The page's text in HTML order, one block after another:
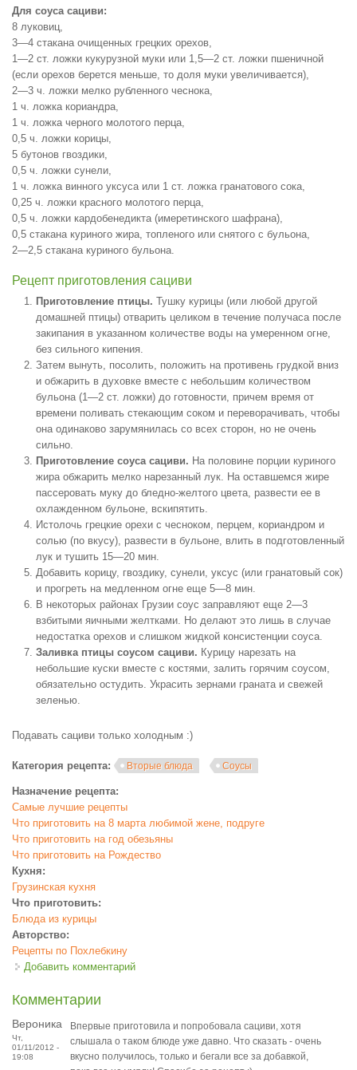
Для соуса сациви:
8 луковиц,
3—4 стакана очищенных грецких орехов,
1—2 ст. ложки кукурузной муки или 1,5—2 ст. ложки пшеничной
(если орехов берется меньше, то доля муки увеличивается),
2—3 ч. ложки мелко рубленного чеснока,
1 ч. ложка кориандра,
1 ч. ложка черного молотого перца,
0,5 ч. ложки корицы,
5 бутонов гвоздики,
0,5 ч. ложки сунели,
1 ч. ложка винного уксуса или 1 ст. ложка гранатового сока,
0,25 ч. ложки красного молотого перца,
0,5 ч. ложки кардобенедикта (имеретинского шафрана),
0,5 стакана куриного жира, топленого или снятого с бульона,
2—2,5 стакана куриного бульона.
Рецепт приготовления сациви
Приготовление птицы. Тушку курицы (или любой другой
домашней птицы) отварить целиком в течение получаса после
закипания в указанном количестве воды на умеренном огне,
без сильного кипения.
Затем вынуть, посолить, положить на противень грудкой вниз
и обжарить в духовке вместе с небольшим количеством
бульона (1—2 ст. ложки) до готовности, причем время от
времени поливать стекающим соком и переворачивать, чтобы
она одинаково зарумянилась со всех сторон, но не очень
сильно.
Приготовление соуса сациви. На половине порции куриного
жира обжарить мелко нарезанный лук. На оставшемся жире
пассеровать муку до бледно-желтого цвета, развести ее в
охлажденном бульоне, вскипятить.
Истолочь грецкие орехи с чесноком, перцем, кориандром и
солью (по вкусу), развести в бульоне, влить в подготовленный
лук и тушить 15—20 мин.
Добавить корицу, гвоздику, сунели, уксус (или гранатовый сок)
и прогреть на медленном огне еще 5—8 мин.
В некоторых районах Грузии соус заправляют еще 2—3
взбитыми яичными желтками. Но делают это лишь в случае
недостатка орехов и слишком жидкой консистенции соуса.
Заливка птицы соусом сациви. Курицу нарезать на
небольшие куски вместе с костями, залить горячим соусом,
обязательно остудить. Украсить зернами граната и свежей
зеленью.
Подавать сациви только холодным :)
Категория рецепта: Вторые блюда Соусы
Назначение рецепта:
Самые лучшие рецепты
Что приготовить на 8 марта любимой жене, подруге
Что приготовить на год обезьяны
Что приготовить на Рождество
Кухня:
Грузинская кухня
Что приготовить:
Блюда из курицы
Авторство:
Рецепты по Похлебкину
Добавить комментарий
Комментарии
Вероника
Чт,
01/11/2012 -
19:08
Впервые приготовила и попробовала сациви, хотя
слышала о таком блюде уже давно. Что сказать - очень
вкусно получилось, только и бегали все за добавкой,